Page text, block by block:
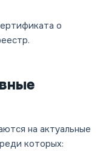
о
на актуальные
которых: